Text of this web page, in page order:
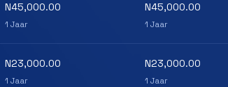
N45,000.00
1 Jaar
N45,000.00
1 Jaar
N23,000.00
1 Jaar
N23,000.00
1 Jaar